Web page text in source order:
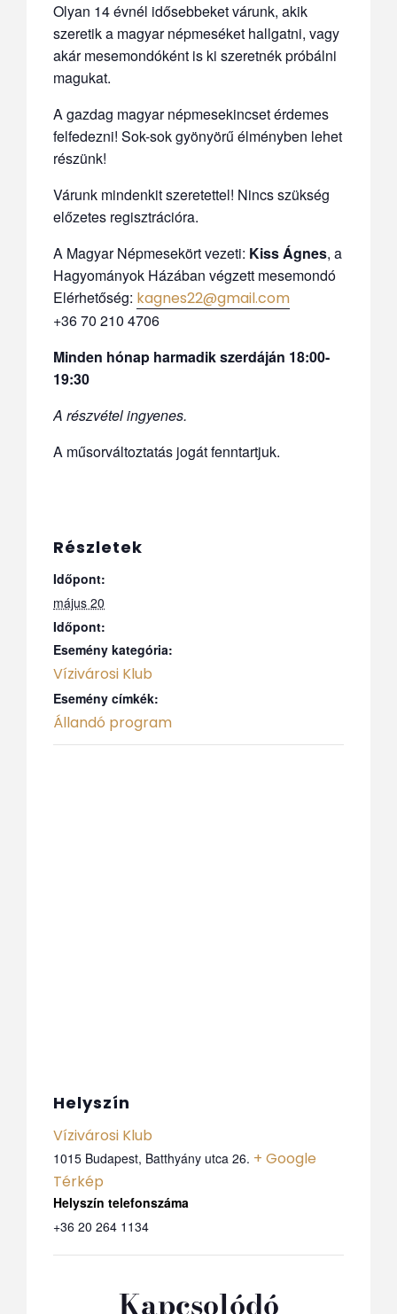
Olyan 14 évnél idősebbeket várunk, akik
szeretik a magyar népmeséket hallgatni, vagy
akár mesemondóként is ki szeretnék próbálni
magukat.
A gazdag magyar népmesekincset érdemes
felfedezni! Sok-sok gyönyörű élményben lehet
részünk!
Várunk mindenkit szeretettel! Nincs szükség
előzetes regisztrációra.
A Magyar Népmesekört vezeti: Kiss Ágnes, a
Hagyományok Házában végzett mesemondó
Elérhetőség: kagnes22@gmail.com
+36 70 210 4706
Minden hónap harmadik szerdáján 18:00-
19:30
A részvétel ingyenes.
A műsorváltoztatás jogát fenntartjuk.
Részletek
Időpont:
május 20
Időpont:
Esemény kategória:
Vízivárosi Klub
Esemény címkék:
Állandó program
Helyszín
Vízivárosi Klub
1015 Budapest, Batthyány utca 26. + Google
Térkép
+36 20 264 1134
Kapcsolódó